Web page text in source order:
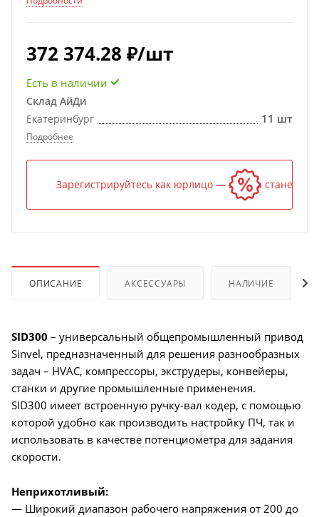
372 374.28 ₽/шт
Есть в наличии
Склад АйДи
Екатеринбург
11 шт
Подробнее
Зарегистрируйтесь как юрлицо — и цена станет
ОПИСАНИЕ АКСЕССУАРЫ НАЛИЧИЕ
SID300 – универсальный общепромышленный привод
Sinvel, предназначенный для решения разнообразных
задач – HVAC, компрессоры, экструдеры, конвейеры,
станки и другие промышленные применения.
SID300 имеет встроенную ручку-вал кодер, с помощью
которой удобно как производить настройку ПЧ, так и
использовать в качестве потенциометра для задания
скорости.
Неприхотливый:
— Широкий диапазон рабочего напряжения от 200 до